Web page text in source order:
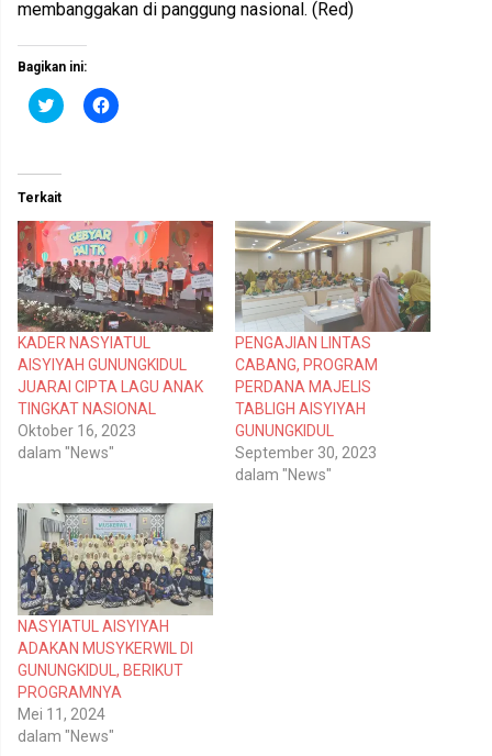
membanggakan di panggung nasional. (Red)
Bagikan ini:
K
l
n
t
u
k
b
e
r
b
a
g
i
p
a
d
a
T
w
i
t
t
e
M
e
m
b
u
k
a
d
i
j
e
n
d
e
l
a
y
a
K
l
k
m
e
m
b
a
g
i
k
a
n
d
i
F
a
c
e
k
(
M
e
m
b
u
k
a
d
i
j
e
n
d
l
Terkait
KADER NASYIATUL
AISYIYAH GUNUNGKIDUL
JUARAI CIPTA LAGU ANAK
TINGKAT NASIONAL
Oktober 16, 2023
dalam "News"
PENGAJIAN LINTAS
CABANG, PROGRAM
PERDANA MAJELIS
TABLIGH AISYIYAH
GUNUNGKIDUL
September 30, 2023
dalam "News"
NASYIATUL AISYIYAH
ADAKAN MUSYKERWIL DI
GUNUNGKIDUL, BERIKUT
PROGRAMNYA
Mei 11, 2024
dalam "News"